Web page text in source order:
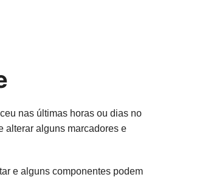
nas últimas horas ou dias no
alterar alguns marcadores e
e alguns componentes podem